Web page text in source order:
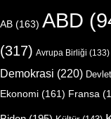
AB (163) ABD
(317) Avrupa Birliği (133)
Demokrasi (220) Devlet
Ekonomi (161) Fransa